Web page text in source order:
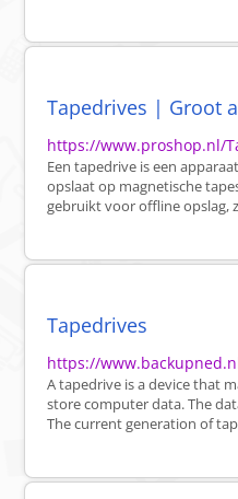
Tapedrives | Groot
https://www.proshop.nl/
Een tapedrive is een
opslaat op magnetische
gebruikt voor offline opslag,
Tapedrives
https://
A tapedrive is a device that
store computer data. The
The current generation of